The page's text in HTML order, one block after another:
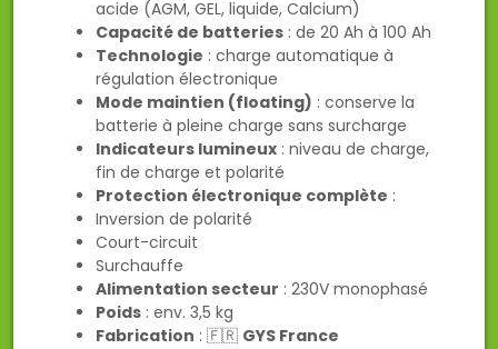
acide (AGM, GEL, liquide, Calcium)
Capacité de batteries : de 20 Ah à 100 Ah
Technologie : charge automatique à
régulation électronique
Mode maintien (floating) : conserve la
batterie à pleine charge sans surcharge
Indicateurs lumineux : niveau de charge,
fin de charge et polarité
Protection électronique complète :
Inversion de polarité
Court-circuit
Surchauffe
Alimentation secteur : 230V monophasé
Poids : env. 3,5 kg
Fabrication : 🇫🇷 GYS France